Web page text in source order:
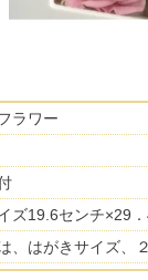
ラワー
ズ19.6センチ×29
、はがきサイズ、